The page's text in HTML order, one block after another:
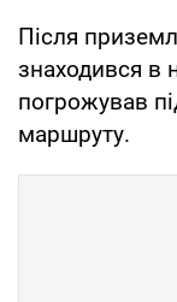
Після
знаходився в
погрожував
маршруту.